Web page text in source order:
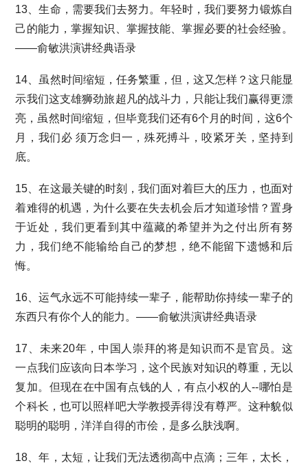
13、生命，需要我们去努力。年轻时，我们要努力锻炼自
己的能力，掌握知识、掌握技能、掌握必要的社会经验。
——俞敏洪演讲经典语录
14、虽然时间缩短，任务繁重，但，这又怎样？这只能显
示我们这支雄狮劲旅超凡的战斗力，只能让我们赢得更漂
亮，虽然时间缩短，但毕竟我们还有6个月的时间，这6个
月，我们必 须万念归一，殊死搏斗，咬紧牙关，坚持到
底。
15、在这最关键的时刻，我们面对着巨大的压力，也面对
着难得的机遇，为什么要在失去机会后才知道珍惜？置身
于近处，我们更看到其中蕴藏的希望并为之付出所有努
力，我们绝不能输给自己的梦想，绝不能留下遗憾和后
悔。
16、运气永远不可能持续一辈子，能帮助你持续一辈子的
东西只有你个人的能力。——俞敏洪演讲经典语录
17、未来20年，中国人崇拜的将是知识而不是官员。这
一点我们应该向日本学习，这个民族对知识的尊重，无以
复加。但现在在中国有点钱的人，有点小权的人--哪怕是
个科长，也可以照样吧大学教授弄得没有尊严。这种貌似
聪明的聪明，洋洋自得的市侩，是多么肤浅啊。
18、年，太短，让我们无法透彻高中点滴；三年，太长，